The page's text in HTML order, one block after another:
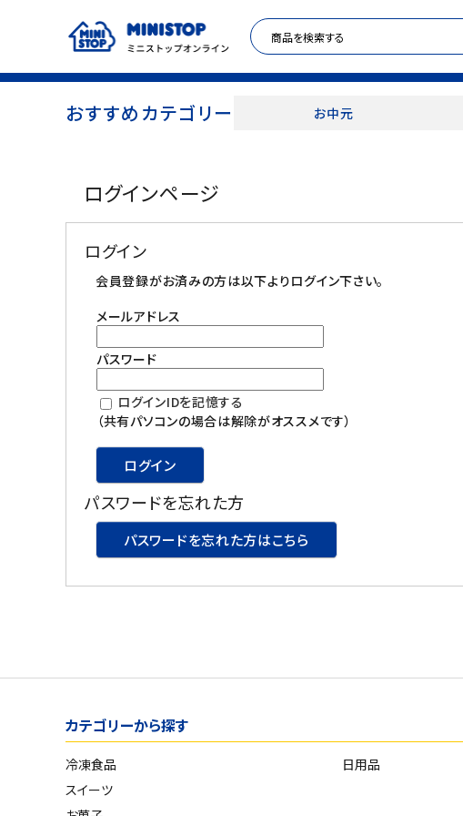
おすすめカテゴリー お中元
ログイン person 新規登録
カテゴリから探す
冷凍食品
スイーツ
日用品
セール
フードロス
ペット用品
ログインページ
ログイン
会員登録がお済みの方は以下よりログイン下さい。
メールアドレス
パスワード
ログインIDを記憶する
（共有パソコンの場合は解除がオススメです）
ログイン
パスワードを忘れた方
パスワードを忘れた方はこちら
カテゴリーから探す
冷凍食品
スイーツ
日用品